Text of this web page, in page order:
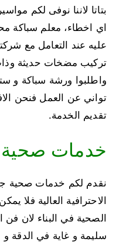
بتاتا لاننا نوفى لكم
اي اخطاء، معلم سباكة
عليه عند التعامل مع
تركيب مضخات حديثة وذات
واطلبوا ورشة سباكة و
تواني عن العمل فنحن
تقديم الخدمة.
خدمات صحية
نقدم لكم خدمات صحية
الاحترافية العالية فلا
الصحية في البناء لان
سليمة و غاية في الدقة و